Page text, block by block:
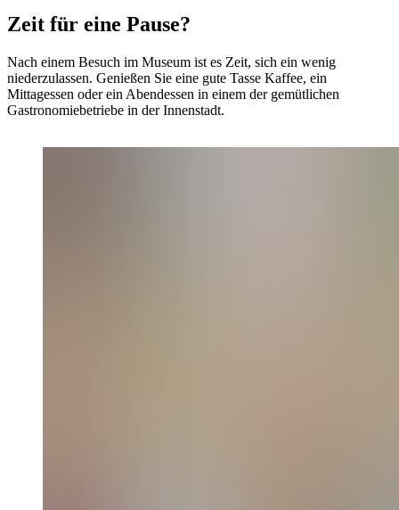
Zeit für eine Pause?
Nach einem Besuch im Museum ist es Zeit, sich ein wenig
niederzulassen. Genießen Sie eine gute Tasse Kaffee, ein
Mittagessen oder ein Abendessen in einem der gemütlichen
Gastronomiebetriebe in der Innenstadt.